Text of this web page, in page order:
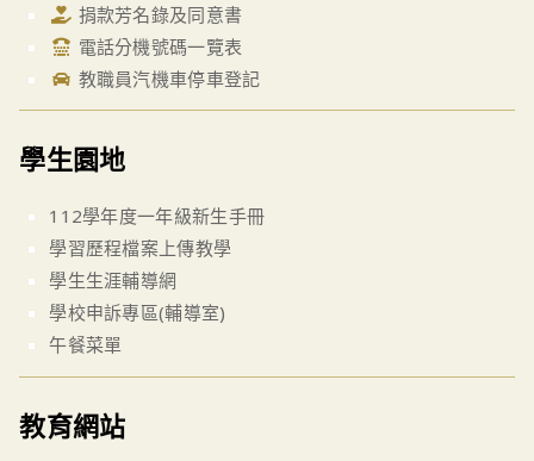
捐款芳名錄及同意書
電話分機號碼一覽表
教職員汽機車停車登記
學生園地
112學年度一年級新生手冊
學習歷程檔案上傳教學
學生生涯輔導網
學校申訴專區(輔導室)
午餐菜單
教育網站